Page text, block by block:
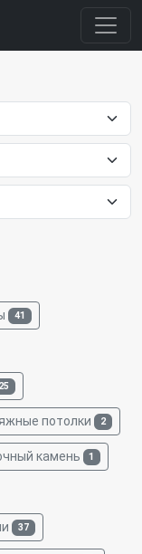
41
25
потолки 2
камень 1
37